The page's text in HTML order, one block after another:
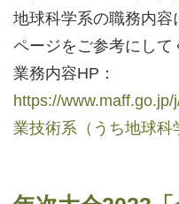
地球科学系の職務内容
ページをご参考にして
業務内容HP：
https://
業技術系（うち地球科